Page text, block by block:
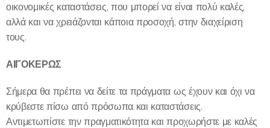
οικονομικές καταστάσεις, που μπορεί να είναι πολύ καλές,
αλλά και να χρειάζονται κάποια προσοχή, στην διαχείριση
τους.
ΑΙΓΟΚΕΡΩΣ
Σήμερα θα πρέπει να δείτε τα πράγματα ως έχουν και όχι να
κρύβεστε πίσω από πρόσωπα και καταστάσεις.
Αντιμετωπίστε την πραγματικότητα και προχωρήστε με καλές